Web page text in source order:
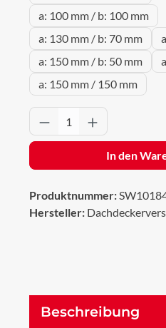
a: 100 mm / b: 100 mm
a: 130 mm / b: 70 mm
a: 150 mm / b: 50 mm
a: 150 mm / 150 mm
Produkt Anzahl:
In den
Produktnummer:
Hersteller:
Beschreibung